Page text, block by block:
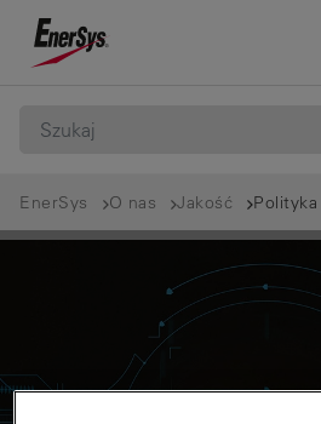
EnerSys O nas Jakość